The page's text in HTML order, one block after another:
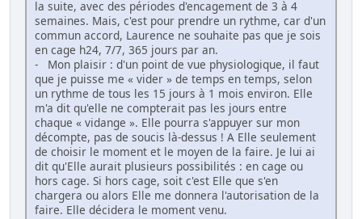
la suite, avec des périodes d'encagement de 3 à 4
semaines. Mais, c'est pour prendre un rythme, car d'un
commun accord, Laurence ne souhaite pas que je sois
en cage h24, 7/7, 365 jours par an.
- Mon plaisir : d'un point de vue physiologique, il faut
que je puisse me « vider » de temps en temps, selon
un rythme de tous les 15 jours à 1 mois environ. Elle
m'a dit qu'elle ne compterait pas les jours entre
chaque « vidange ». Elle pourra s'appuyer sur mon
décompte, pas de soucis là-dessus ! A Elle seulement
de choisir le moment et le moyen de la faire. Je lui ai
dit qu'Elle aurait plusieurs possibilités : en cage ou
hors cage. Si hors cage, soit c'est Elle que s'en
chargera ou alors Elle me donnera l'autorisation de la
faire. Elle décidera le moment venu.